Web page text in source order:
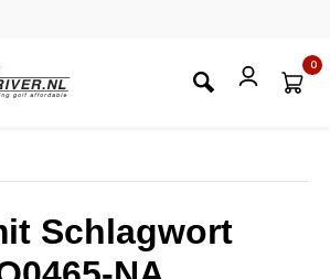
0
Schlagwort